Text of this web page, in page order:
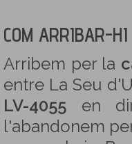
COM ARRIBAR-
Arribem per la
entre La Seu
LV-4055 en
l'abandonem